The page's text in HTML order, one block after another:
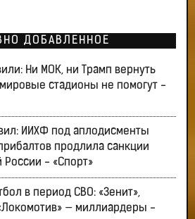
ДОБАВЛЕННОЕ
Ни МОК, ни Трамп вернуть
стадионы не помогут -
ИИХФ под аплодисменты
продлила санкции
России - «Спорт»
в период СВО: «Зенит»,
— миллиардеры -